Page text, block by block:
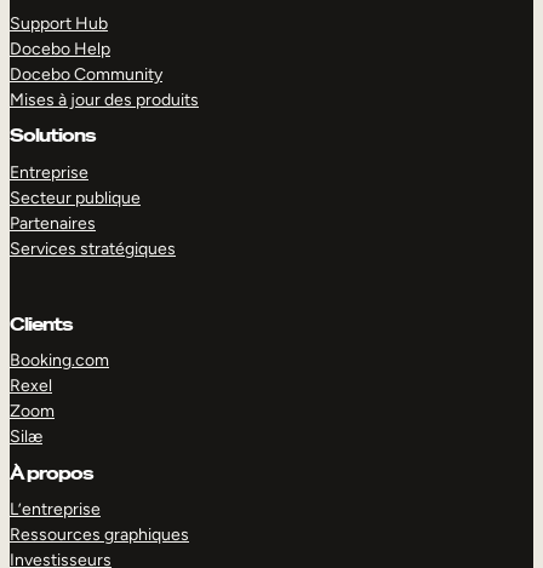
Support Hub
Docebo Help
Docebo Community
Mises à jour des produits
Solutions
Entreprise
Secteur publique
Partenaires
Services stratégiques
Clients
Booking.com
Rexel
Zoom
Silæ
À propos
L’entreprise
Ressources graphiques
Investisseurs